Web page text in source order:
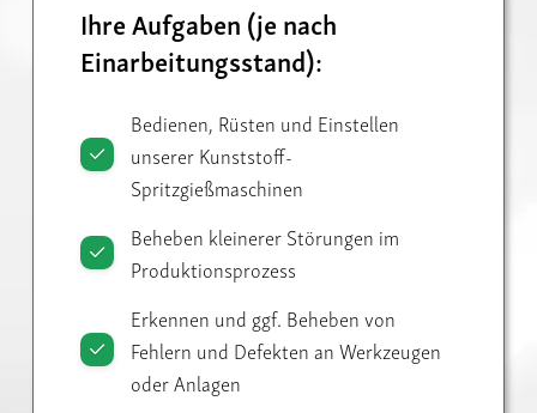
Ihre Aufgaben (je nach
Einarbeitungsstand):
Bedienen, Rüsten und Einstellen
unserer Kunststoff-
Spritzgießmaschinen
Beheben kleinerer Störungen im
Produktionsprozess
Erkennen und ggf. Beheben von
Fehlern und Defekten an Werkzeugen
oder Anlagen